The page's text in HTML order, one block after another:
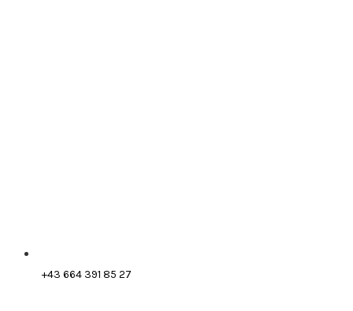
+43 664 391 85 27